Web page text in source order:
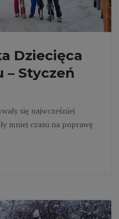
Dziecięca
– Styczeń
się najwcześniej
mniej czasu na poprawę